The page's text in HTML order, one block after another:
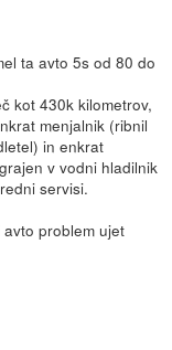
ta avto 5s od 80 do
kot 430k kilometrov,
menjalnik (ribnil
in enkrat
v vodni hladilnik
servisi.
problem ujet